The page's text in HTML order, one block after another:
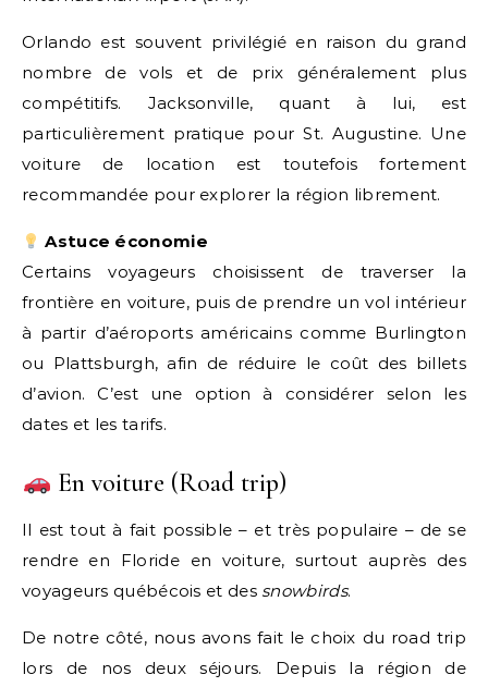
Orlando est souvent privilégié en raison du grand
nombre de vols et de prix généralement plus
compétitifs. Jacksonville, quant à lui, est
particulièrement pratique pour St. Augustine. Une
voiture de location est toutefois fortement
recommandée pour explorer la région librement.
Astuce économie
Certains voyageurs choisissent de traverser la
frontière en voiture, puis de prendre un vol intérieur
à partir d’aéroports américains comme Burlington
ou Plattsburgh, afin de réduire le coût des billets
d’avion. C’est une option à considérer selon les
dates et les tarifs.
En voiture (Road trip)
Il est tout à fait possible – et très populaire – de se
rendre en Floride en voiture, surtout auprès des
voyageurs québécois et des snowbirds.
De notre côté, nous avons fait le choix du road trip
lors de nos deux séjours. Depuis la région de